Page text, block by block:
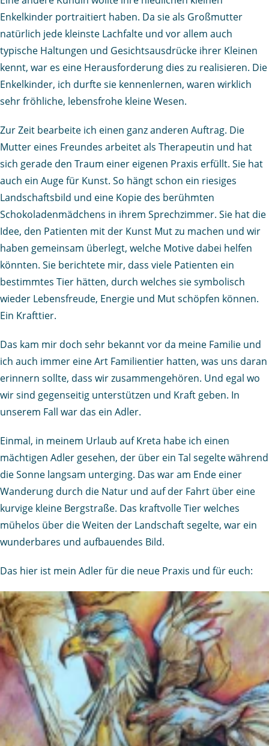
Enkelkinder portraitiert haben. Da sie als Großmutter
natürlich jede kleinste Lachfalte und vor allem auch
typische Haltungen und Gesichtsausdrücke ihrer Kleinen
kennt, war es eine Herausforderung dies zu realisieren. Die
Enkelkinder, ich durfte sie kennenlernen, waren wirklich
sehr fröhliche, lebensfrohe kleine Wesen.
Zur Zeit bearbeite ich einen ganz anderen Auftrag. Die
Mutter eines Freundes arbeitet als Therapeutin und hat
sich gerade den Traum einer eigenen Praxis erfüllt. Sie hat
auch ein Auge für Kunst. So hängt schon ein riesiges
Landschaftsbild und eine Kopie des berühmten
Schokoladenmädchens in ihrem Sprechzimmer. Sie hat die
Idee, den Patienten mit der Kunst Mut zu machen und wir
haben gemeinsam überlegt, welche Motive dabei helfen
könnten. Sie berichtete mir, dass viele Patienten ein
bestimmtes Tier hätten, durch welches sie symbolisch
wieder Lebensfreude, Energie und Mut schöpfen können.
Ein Krafttier.
Das kam mir doch sehr bekannt vor da meine Familie und
ich auch immer eine Art Familientier hatten, was uns daran
erinnern sollte, dass wir zusammengehören. Und egal wo
wir sind gegenseitig unterstützen und Kraft geben. In
unserem Fall war das ein Adler.
Einmal, in meinem Urlaub auf Kreta habe ich einen
mächtigen Adler gesehen, der über ein Tal segelte während
die Sonne langsam unterging. Das war am Ende einer
Wanderung durch die Natur und auf der Fahrt über eine
kurvige kleine Bergstraße. Das kraftvolle Tier welches
mühelos über die Weiten der Landschaft segelte, war ein
wunderbares und aufbauendes Bild.
Das hier ist mein Adler für die neue Praxis und für euch: